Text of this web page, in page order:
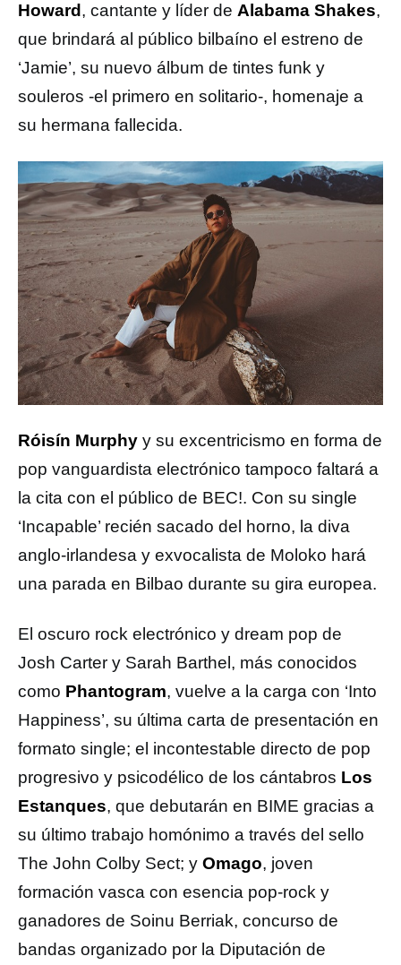
Howard , cantante y líder de Alabama Shakes,
que brindará al público bilbaíno el estreno de
‘Jamie’, su nuevo álbum de tintes funk y
souleros -el primero en solitario-, homenaje a
su hermana fallecida.
Róisín Murphy y su excentricismo en forma de
pop vanguardista electrónico tampoco faltará a
la cita con el público de BEC!. Con su single
‘Incapable’ recién sacado del horno, la diva
anglo-irlandesa y exvocalista de Moloko hará
una parada en Bilbao durante su gira europea.
El oscuro rock electrónico y dream pop de
Josh Carter y Sarah Barthel, más conocidos
como Phantogram, vuelve a la carga con ‘Into
Happiness’, su última carta de presentación en
formato single; el incontestable directo de pop
progresivo y psicodélico de los cántabros Los
Estanques, que debutarán en BIME gracias a
su último trabajo homónimo a través del sello
The John Colby Sect; y Omago, joven
formación vasca con esencia pop-rock y
ganadores de Soinu Berriak, concurso de
bandas organizado por la Diputación de